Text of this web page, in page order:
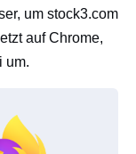
um stock3.com
auf Chrome,
um.